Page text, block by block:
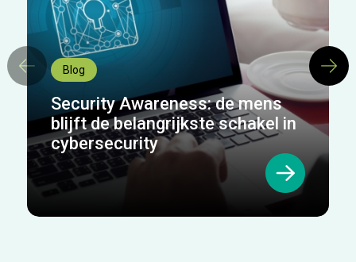
Blog
Security Awareness: de mens
blijft de belangrijkste schakel in
cybersecurity